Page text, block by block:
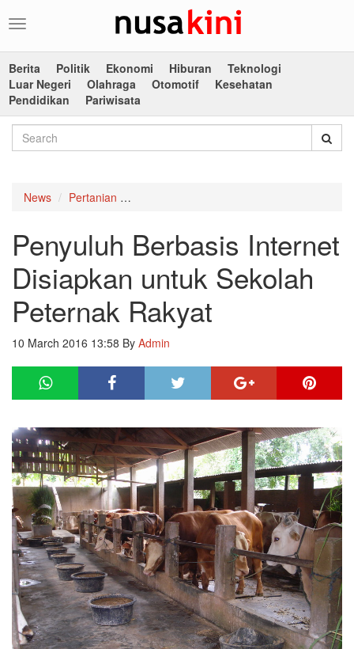
Toggle
Berita
Politik Ekonomi Hiburan
Teknologi
Luar Negeri
Olahraga Otomotif
Kesehatan
Pendidikan
Pariwisata
News Pertanian
Penyuluh Berbasis Internet
Disiapkan untuk Sekolah
Peternak Rakyat
10 March 2016 13:58 By Admin